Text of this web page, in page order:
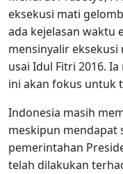
eksekusi mati
ada kejelasan waktu
mensinyalir
usai Idul Fitri 2016.
ini akan fokus untuk
Indonesia masih
meskipun mendapat
pemerintahan
telah dilakukan